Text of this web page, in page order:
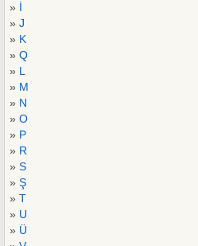
» İ
» J
» K
» Q
» L
» M
» N
» O
» P
» R
» S
» Ş
» T
» U
» Ü